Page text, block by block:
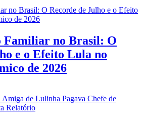
Familiar no Brasil: O
e o Efeito Lula no
de 2026